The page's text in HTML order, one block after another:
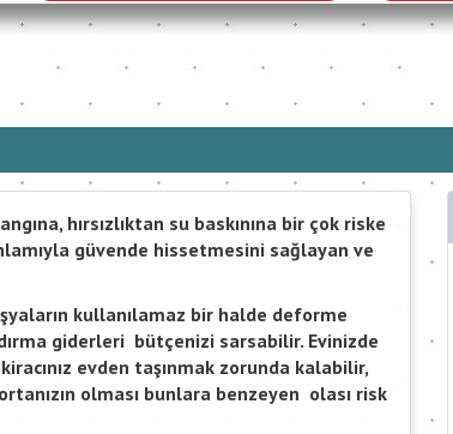
hırsızlıktan su baskınına bir çok riske
güvende hissetmesini sağlayan ve
kullanılamaz bir halde deforme
giderleri bütçenizi sarsabilir. Evinizde
evden taşınmak zorunda kalabilir,
olması bunlara benzeyen olası risk